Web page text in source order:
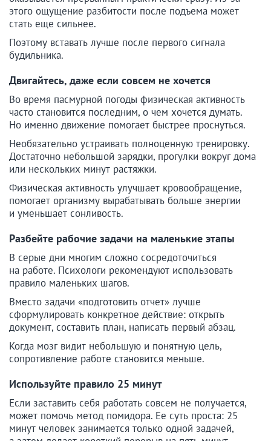
этого ощущение разбитости после подъема может
стать еще сильнее.
Поэтому вставать лучше после первого сигнала
будильника.
Двигайтесь, даже если совсем не хочется
Во время пасмурной погоды физическая активность
часто становится последним, о чем хочется думать.
Но именно движение помогает быстрее проснуться.
Необязательно устраивать полноценную тренировку.
Достаточно небольшой зарядки, прогулки вокруг дома
или нескольких минут растяжки.
Физическая активность улучшает кровообращение,
помогает организму вырабатывать больше энергии
и уменьшает сонливость.
Разбейте рабочие задачи на маленькие этапы
В серые дни многим сложно сосредоточиться
на работе. Психологи рекомендуют использовать
правило маленьких шагов.
Вместо задачи «подготовить отчет» лучше
сформулировать конкретное действие: открыть
документ, составить план, написать первый абзац.
Когда мозг видит небольшую и понятную цель,
сопротивление работе становится меньше.
Используйте правило 25 минут
Если заставить себя работать совсем не получается,
может помочь метод помидора. Ее суть проста: 25
минут человек занимается только одной задачей,